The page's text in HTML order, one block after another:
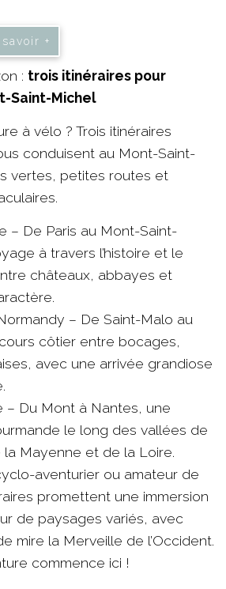
savoir +
: trois itinéraires pour
Saint-Michel
à vélo ? Trois itinéraires
conduisent au Mont-Saint-
vertes, petites routes et
– De Paris au Mont-Saint-
à travers l’histoire et le
châteaux, abbayes et
– De Saint-Malo au
côtier entre bocages,
avec une arrivée grandiose
– Du Mont à Nantes, une
le long des vallées de
la Mayenne et de la Loire.
aventurier ou amateur de
promettent une immersion
de paysages variés, avec
mire la Merveille de l’Occident.
commence ici !